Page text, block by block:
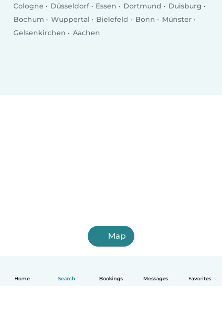
Home Search Bookings Messages Favorites
Cologne Düsseldorf Essen Dortmund
Duisburg
Bochum
Wuppertal Bielefeld Bonn
Münster
Gelsenkirchen
Aachen
Map